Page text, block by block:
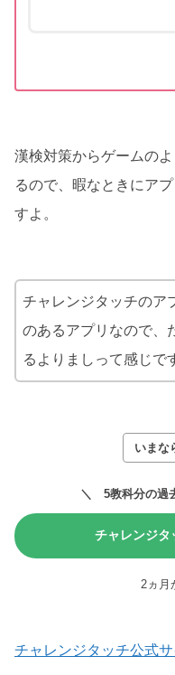
漢検対策からゲームの
るので、暇なときにア
すよ。
チャレンジタッチのア
のあるアプリなので、
るよりましって感じで
いまな
＼ 5教科分の過
チャレンジタ
2ヵ月
チャレンジタッチ公式